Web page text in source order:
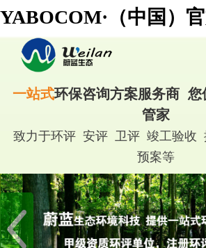
YABOCOM·（中国）
一站式环保咨询方案服务商 您
管家
致力于环评 安评 卫评 竣工验收
预案等